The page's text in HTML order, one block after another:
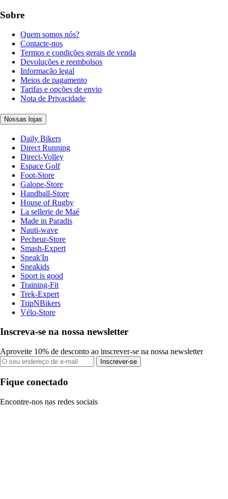
Sobre
Quem somos nós?
Contacte-nos
Termos e condições gerais de venda
Devoluções e reembolsos
Informação legal
Meios de pagamento
Tarifas e opções de envio
Nota de Privacidade
Nossas lojas
Daily Bikers
Direct Running
Direct-Volley
Espace Golf
Foot-Store
Galope-Store
Handball-Store
House of Rugby
La sellerie de Maé
Made in Paradis
Nauti-wave
Pecheur-Store
Smash-Expert
Sneak'In
Sneakids
Sport is good
Training-Fit
Trek-Expert
TripNBikers
Vélo-Store
Inscreva-se na nossa newsletter
Aproveite 10% de desconto ao inscrever-se na nossa newsletter
Inscrever-se
Fique conectado
Encontre-nos nas redes sociais